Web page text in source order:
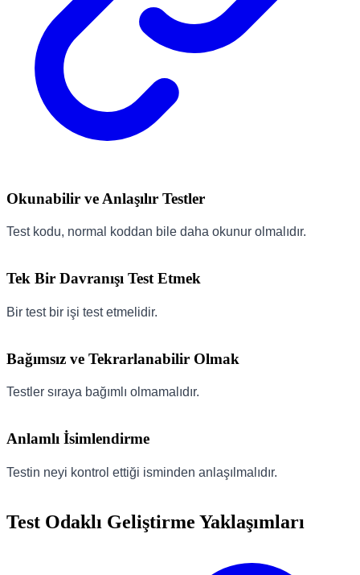
Okunabilir ve Anlaşılır Testler
Test kodu, normal koddan bile daha okunur olmalıdır.
Tek Bir Davranışı Test Etmek
Bir test bir işi test etmelidir.
Bağımsız ve Tekrarlanabilir Olmak
Testler sıraya bağımlı olmamalıdır.
Anlamlı İsimlendirme
Testin neyi kontrol ettiği isminden anlaşılmalıdır.
Test Odaklı Geliştirme Yaklaşımları